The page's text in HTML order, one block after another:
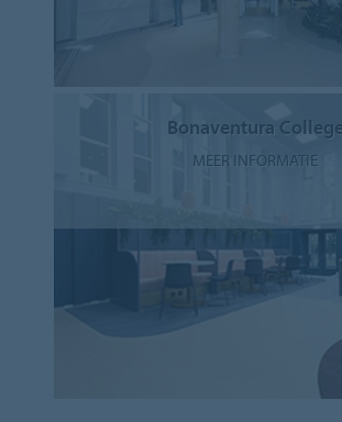
Bonaventura
MEER INFORMATIE